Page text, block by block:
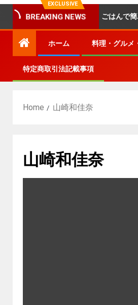
EXCLUSIVE
BREAKING NEWS
パンで完成！冷やごはんで簡単10分♪
ホーム 料理・グルメ
特定商取引法記載事項
Home 山崎和佳奈
山崎和佳奈